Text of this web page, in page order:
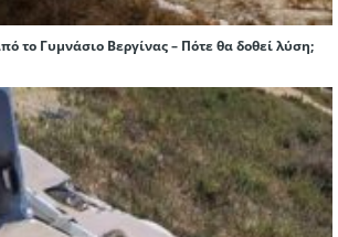
το Γυμνάσιο Βεργίνας – Πότε θα δοθεί λύση;